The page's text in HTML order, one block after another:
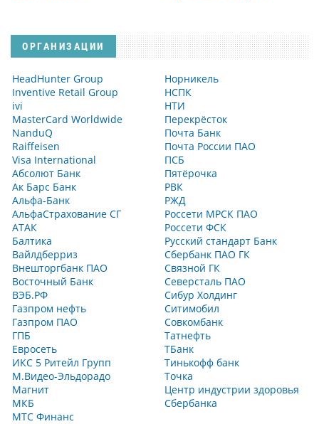
ОРГАНИЗАЦИИ
HeadHunter Group
Inventive Retail Group
ivi
MasterCard Worldwide
NanduQ
Raiffeisen
Visa International
Абсолют Банк
Ак Барс Банк
Альфа-Банк
АльфаСтрахование СГ
АТАК
Балтика
Вайлдберриз
Внешторгбанк ПАО
Восточный Банк
ВЭБ.РФ
Газпром нефть
Газпром ПАО
ГПБ
Евросеть
ИКС 5 Ритейл Групп
М.Видео-Эльдорадо
Магнит
МКБ
МТС Финанс
Норникель
НСПК
НТИ
Перекрёсток
Почта Банк
Почта России ПАО
ПСБ
Пятёрочка
РВК
РЖД
Россети МРСК ПАО
Россети ФСК
Русский стандарт Банк
Сбербанк ПАО ГК
Связной ГК
Северсталь ПАО
Сибур Холдинг
Ситимобил
Совкомбанк
Татнефть
ТБанк
Тинькофф банк
Точка
Центр индустрии здоровья
Сбербанка